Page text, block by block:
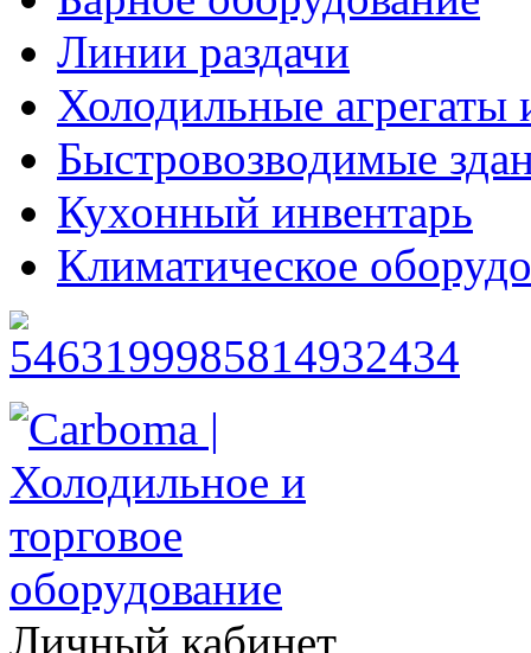
Линии раздачи
Холодильные агрегаты
Быстровозводимые
Кухонный инвентарь
Климатическое
Личный кабинет